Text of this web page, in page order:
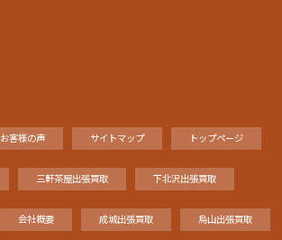
お客様の声 サイトマップ トップページ
三軒茶屋出張買取 下北沢出張買取
会社概要 成城出張買取 烏山出張買取